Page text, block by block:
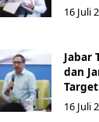
16 Juli
Jabar
dan
16 Juli